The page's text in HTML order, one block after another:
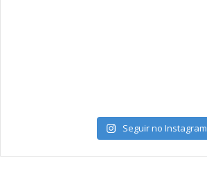
Seguir no Instagram